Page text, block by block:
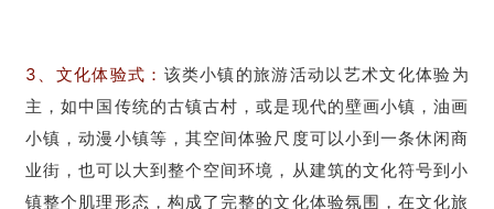
3、文化体验式： 该类小镇的旅游活动以艺术文化体验为
主，如中国传统的古镇古村，或是现代的壁画小镇，油画
小镇，动漫小镇等，其空间体验尺度可以小到一条休闲商
业街，也可以大到整个空间环境，从建筑的文化符号到小
镇整个肌理形态，构成了完整的文化体验氛围，在文化旅